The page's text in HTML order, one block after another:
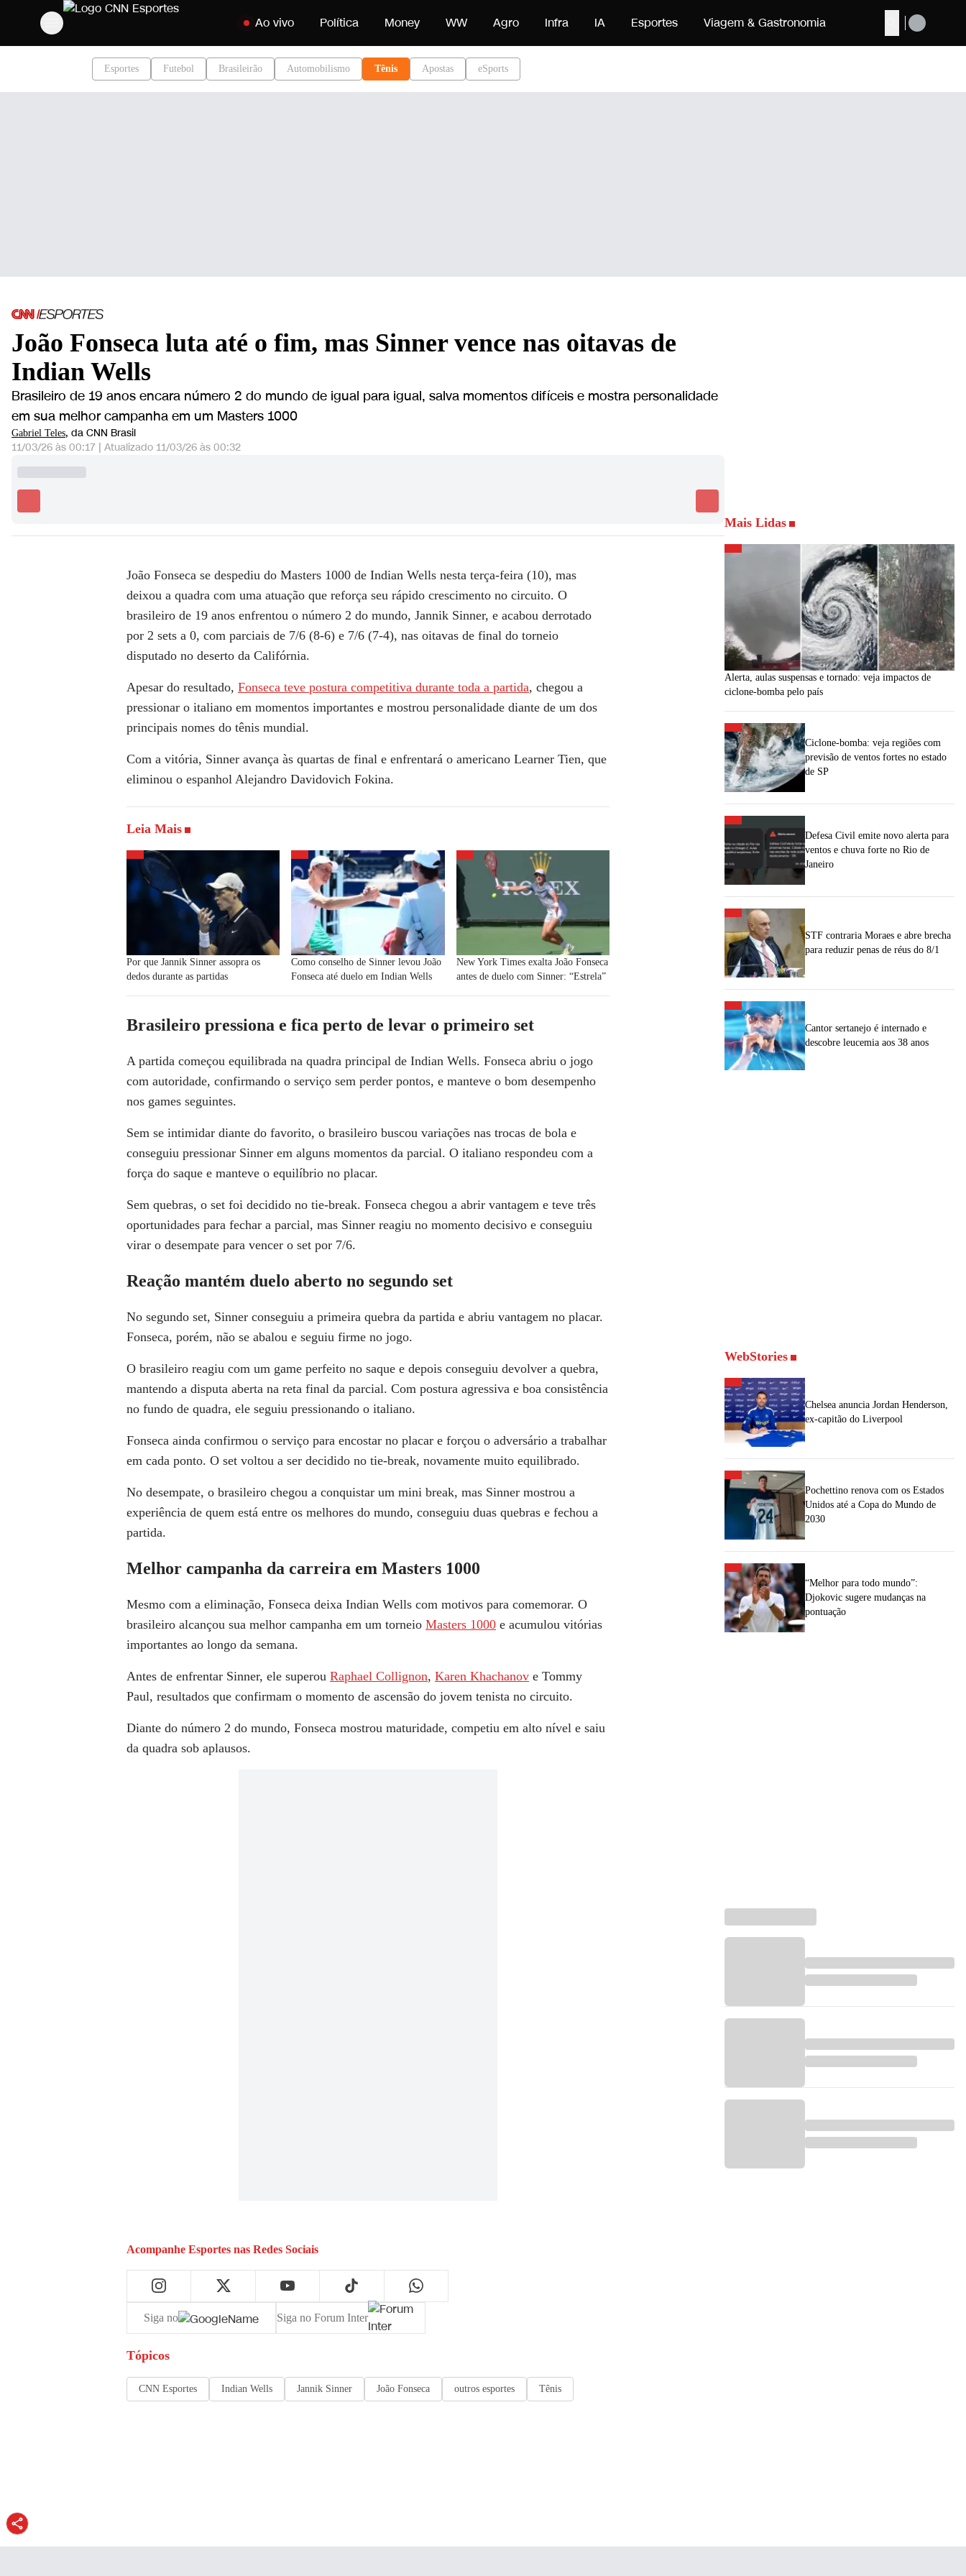
Buscar
Pular para o conteúdo
Ao vivo Política Money WW Agro Infra IA Esportes Viagem & Gastronomia
Esportes Futebol Brasileirão Automobilismo Tênis Apostas eSports
João Fonseca luta até o fim, mas Sinner vence nas oitavas de
Indian Wells
Brasileiro de 19 anos encara número 2 do mundo de igual para igual, salva momentos difíceis e mostra personalidade
em sua melhor campanha em um Masters 1000
Gabriel Teles, da CNN Brasil
11/03/26 às 00:17 | Atualizado 11/03/26 às 00:32
João Fonseca se despediu do Masters 1000 de Indian Wells nesta terça-feira (10), mas
deixou a quadra com uma atuação que reforça seu rápido crescimento no circuito. O
brasileiro de 19 anos enfrentou o número 2 do mundo, Jannik Sinner, e acabou derrotado
por 2 sets a 0, com parciais de 7/6 (8-6) e 7/6 (7-4), nas oitavas de final do torneio
disputado no deserto da Califórnia.
Apesar do resultado, Fonseca teve postura competitiva durante toda a partida, chegou a
pressionar o italiano em momentos importantes e mostrou personalidade diante de um dos
principais nomes do tênis mundial.
Com a vitória, Sinner avança às quartas de final e enfrentará o americano Learner Tien, que
eliminou o espanhol Alejandro Davidovich Fokina.
Leia Mais
Por que Jannik Sinner assopra os
dedos durante as partidas
Como conselho de Sinner levou João
Fonseca até duelo em Indian Wells
New York Times exalta João Fonseca
antes de duelo com Sinner: “Estrela”
Brasileiro pressiona e fica perto de levar o primeiro set
A partida começou equilibrada na quadra principal de Indian Wells. Fonseca abriu o jogo
com autoridade, confirmando o serviço sem perder pontos, e manteve o bom desempenho
nos games seguintes.
Sem se intimidar diante do favorito, o brasileiro buscou variações nas trocas de bola e
conseguiu pressionar Sinner em alguns momentos da parcial. O italiano respondeu com a
força do saque e manteve o equilíbrio no placar.
Sem quebras, o set foi decidido no tie-break. Fonseca chegou a abrir vantagem e teve três
oportunidades para fechar a parcial, mas Sinner reagiu no momento decisivo e conseguiu
virar o desempate para vencer o set por 7/6.
Reação mantém duelo aberto no segundo set
No segundo set, Sinner conseguiu a primeira quebra da partida e abriu vantagem no placar.
Fonseca, porém, não se abalou e seguiu firme no jogo.
O brasileiro reagiu com um game perfeito no saque e depois conseguiu devolver a quebra,
mantendo a disputa aberta na reta final da parcial. Com postura agressiva e boa consistência
no fundo de quadra, ele seguiu pressionando o italiano.
Fonseca ainda confirmou o serviço para encostar no placar e forçou o adversário a trabalhar
em cada ponto. O set voltou a ser decidido no tie-break, novamente muito equilibrado.
No desempate, o brasileiro chegou a conquistar um mini break, mas Sinner mostrou a
experiência de quem está entre os melhores do mundo, conseguiu duas quebras e fechou a
partida.
Melhor campanha da carreira em Masters 1000
Mesmo com a eliminação, Fonseca deixa Indian Wells com motivos para comemorar. O
brasileiro alcançou sua melhor campanha em um torneio Masters 1000 e acumulou vitórias
importantes ao longo da semana.
Antes de enfrentar Sinner, ele superou Raphael Collignon, Karen Khachanov e Tommy
Paul, resultados que confirmam o momento de ascensão do jovem tenista no circuito.
Diante do número 2 do mundo, Fonseca mostrou maturidade, competiu em alto nível e saiu
da quadra sob aplausos.
Acompanhe Esportes nas Redes Sociais
Siga no Siga no Forum Inter
Tópicos
CNN Esportes Indian Wells Jannik Sinner João Fonseca outros esportes Tênis
Mais Lidas
Alerta, aulas suspensas e tornado: veja impactos de
ciclone-bomba pelo país
Ciclone-bomba: veja regiões com
previsão de ventos fortes no estado
de SP
Defesa Civil emite novo alerta para
ventos e chuva forte no Rio de
Janeiro
STF contraria Moraes e abre brecha
para reduzir penas de réus do 8/1
Cantor sertanejo é internado e
descobre leucemia aos 38 anos
WebStories
Chelsea anuncia Jordan Henderson,
ex-capitão do Liverpool
Pochettino renova com os Estados
Unidos até a Copa do Mundo de
2030
“Melhor para todo mundo”:
Djokovic sugere mudanças na
pontuação